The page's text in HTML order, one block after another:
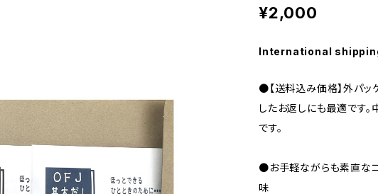
¥2,000
International
●【送料込み価格】外パッ
したお返しにも最適です。
です。
●お手軽ながらも素直な
味